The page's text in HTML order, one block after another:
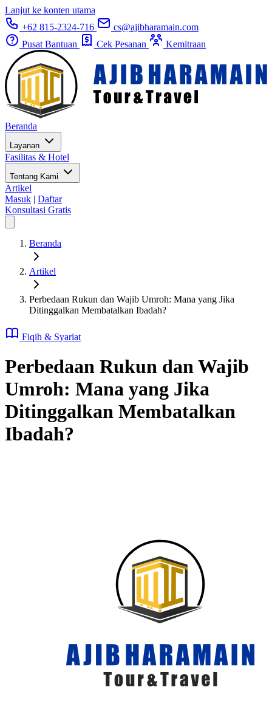
Lanjut ke konten utama
+62 815-2324-716
cs@ajibharamain.com
Pusat Bantuan
Cek Pesanan Kemitraan
Beranda
Layanan
Fasilitas & Hotel
Tentang Kami
Artikel
Masuk | Daftar
Konsultasi Gratis
Beranda
Artikel
Perbedaan Rukun dan Wajib Umroh: Mana yang Jika
Ditinggalkan Membatalkan Ibadah?
Fiqih & Syariat
Perbedaan Rukun dan Wajib
Umroh: Mana yang Jika
Ditinggalkan Membatalkan
Ibadah?